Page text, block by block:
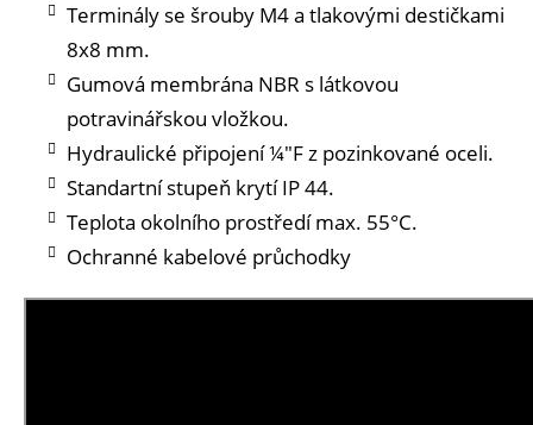
Terminály se šrouby M4 a tlakovými destičkami
8x8 mm.
Gumová membrána NBR s látkovou
potravinářskou vložkou.
Hydraulické připojení ¼"F z pozinkované oceli.
Standartní stupeň krytí IP 44.
Teplota okolního prostředí max. 55°C.
Ochranné kabelové průchodky